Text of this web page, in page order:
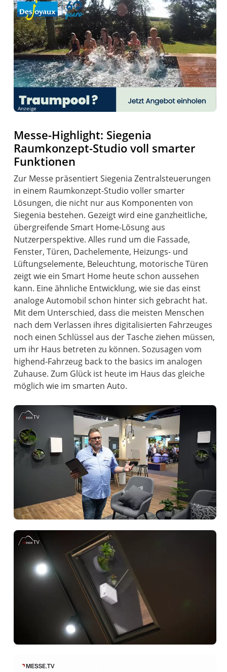
Anzeige
Messe-Highlight: Siegenia
Raumkonzept-Studio voll smarter
Funktionen
Zur Messe präsentiert Siegenia Zentralsteuerungen
in einem Raumkonzept-Studio voller smarter
Lösungen, die nicht nur aus Komponenten von
Siegenia bestehen. Gezeigt wird eine ganzheitliche,
übergreifende Smart Home-Lösung aus
Nutzerperspektive. Alles rund um die Fassade,
Fenster, Türen, Dachelemente, Heizungs- und
Lüftungselemente, Beleuchtung, motorische Türen
zeigt wie ein Smart Home heute schon aussehen
kann. Eine ähnliche Entwicklung, wie sie das einst
analoge Automobil schon hinter sich gebracht hat.
Mit dem Unterschied, dass die meisten Menschen
nach dem Verlassen ihres digitalisierten Fahrzeuges
noch einen Schlüssel aus der Tasche ziehen müssen,
um ihr Haus betreten zu können. Sozusagen vom
highend-Fahrzeug back to the basics im analogen
Zuhause. Zum Glück ist heute im Haus das gleiche
möglich wie im smarten Auto.